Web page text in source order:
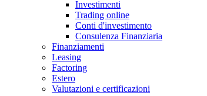
Investimenti
Trading online
Conti d'investimento
Consulenza Finanziaria
Finanziamenti
Leasing
Factoring
Estero
Valutazioni e certificazioni